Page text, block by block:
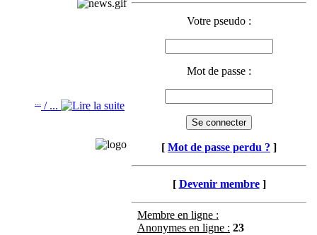
... / ...
Votre pseudo :
Mot de passe :
[ Mot de passe perdu ? ]
[ Devenir membre]
Membre en ligne :
Anonymes en ligne : 23